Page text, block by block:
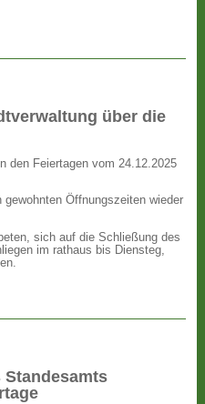
über die
den Feiertagen vom 24.12.2025
Öffnungszeiten wieder
sich auf die Schließung des
im rathaus bis Diensteg,